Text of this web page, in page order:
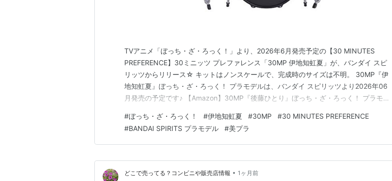
TVアニメ「ぼっち・ざ・ろっく！」より、2026年6月発売予定の【30 MINUTES
PREFERENCE】30ミニッツ プレファレンス「30MP 伊地知虹夏」が、バンダイ スピ
リッツからリリース☆ キットはノンスケールで、完成時のサイズは不明。 30MP『伊
地知虹夏』ぼっち・ざ・ろっく！ プラモデルは、バンダイ スピリッツより2026年06
月発売の予定です♪ 【Amazon】30MP『後藤ひとり』ぼっち・ざ・ろっく！ プラモデ
【バンダイ】 【Amazonビデオ】ぼっち・ざ・ろっく！｜2022年放送 30MP…
#ぼっち・ざ・ろっく！ #伊地知虹夏 #30MP #30 MINUTES PREFERENCE
#BANDAI SPIRITS プラモデル #美プラ
どこで売ってる？コンビニや販売店情報 • 1ヶ月前